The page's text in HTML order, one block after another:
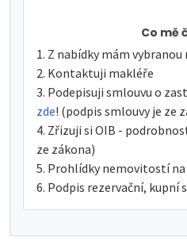
Co mě
Z nabídky mám
Kontaktuji makléře
Podepisuji smlouvu o
zde! (podpis smlouvy je ze
Zřizuji si OIB -
ze zákona)
Prohlídky nemovitostí
Podpis rezervační, kupní